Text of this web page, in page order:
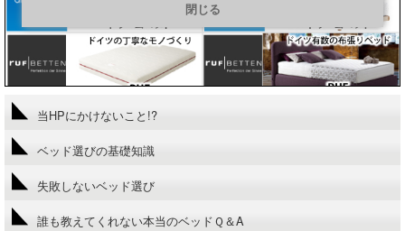
当HPにかけないこと!?
ベッド選びの基礎知識
失敗しないベッド選び
誰も教えてくれない本当のベッドＱ＆A
閉じる